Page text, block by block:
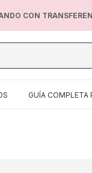
CON
GUÍA COMPLETA